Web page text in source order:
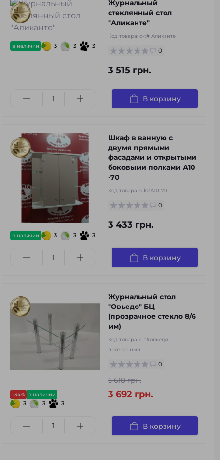
в наличии 3 3 3
Журнальный
стеклянный стол
"Аликанте"
Код товара: c-t# Аликанте
0
3 515 грн.
В корзину
в наличии 3 3 3
Шкаф в ванную с
двумя прямыми
фасадами и открытыми
боковыми полками А10
-70
Код товара: s-k#А10-70
0
3 433 грн.
В корзину
-34% в наличии
3 3 3
Журнальный стол
"Овьедо" БЦ
(прозрачное стекло 8/6
мм)
Код товара: c-t#овьедо
прозрачный
0
5 618 грн.
3 692 грн.
В корзину